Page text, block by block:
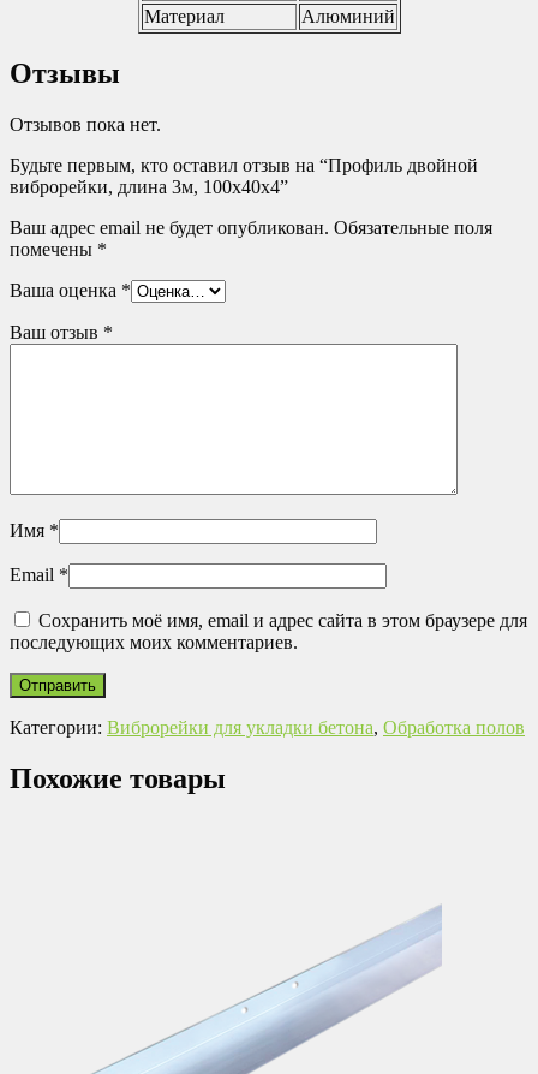
Материал Алюминий
Отзывы
Отзывов пока нет.
Будьте первым, кто оставил отзыв на “Профиль двойной
виброрейки, длина 3м, 100х40х4”
Ваш адрес email не будет опубликован. Обязательные поля
помечены *
Ваша оценка *
Ваш отзыв *
Имя *
Email *
Сохранить моё имя, email и адрес сайта в этом браузере для
последующих моих комментариев.
Категории: Виброрейки для укладки бетона, Обработка полов
Похожие товары